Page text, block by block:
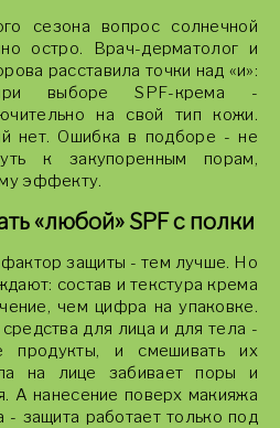
сезона вопрос солнечной
остро. Врач-дерматолог и
расставила точки над «и»:
выборе SPF-крема -
на свой тип кожи.
нет. Ошибка в подборе - не
к закупоренным порам,
эффекту.
«любой» SPF с полки
защиты - тем лучше. Но
состав и текстура крема
чем цифра на упаковке.
для лица и для тела -
продукты, и смешивать их
на лице забивает поры и
А нанесение поверх макияжа
защита работает только под